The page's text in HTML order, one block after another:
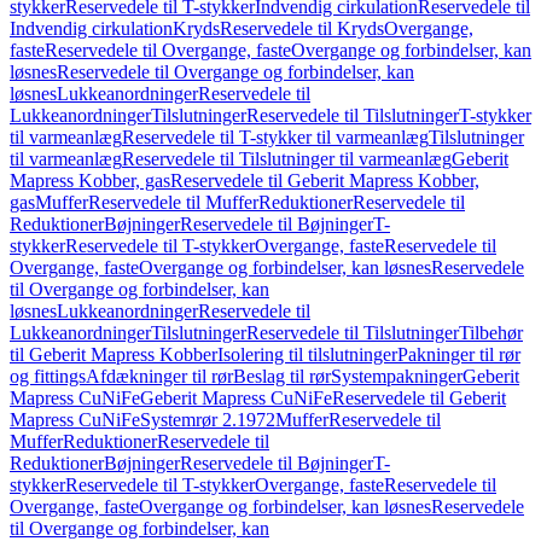
stykkerReservedele til T-stykkerIndvendig cirkulationReservedele til
Indvendig cirkulationKrydsReservedele til KrydsOvergange,
fasteReservedele til Overgange, fasteOvergange og forbindelser, kan
løsnesReservedele til Overgange og forbindelser, kan
løsnesLukkeanordningerReservedele til
LukkeanordningerTilslutningerReservedele til TilslutningerT-stykker
til varmeanlægReservedele til T-stykker til varmeanlægTilslutninger
til varmeanlægReservedele til Tilslutninger til varmeanlægGeberit
Mapress Kobber, gasReservedele til Geberit Mapress Kobber,
gasMufferReservedele til MufferReduktionerReservedele til
ReduktionerBøjningerReservedele til BøjningerT-
stykkerReservedele til T-stykkerOvergange, fasteReservedele til
Overgange, fasteOvergange og forbindelser, kan løsnesReservedele
til Overgange og forbindelser, kan
løsnesLukkeanordningerReservedele til
LukkeanordningerTilslutningerReservedele til TilslutningerTilbehør
til Geberit Mapress KobberIsolering til tilslutningerPakninger til rør
og fittingsAfdækninger til rørBeslag til rørSystempakningerGeberit
Mapress CuNiFeGeberit Mapress CuNiFeReservedele til Geberit
Mapress CuNiFeSystemrør 2.1972MufferReservedele til
MufferReduktionerReservedele til
ReduktionerBøjningerReservedele til BøjningerT-
stykkerReservedele til T-stykkerOvergange, fasteReservedele til
Overgange, fasteOvergange og forbindelser, kan løsnesReservedele
til Overgange og forbindelser, kan